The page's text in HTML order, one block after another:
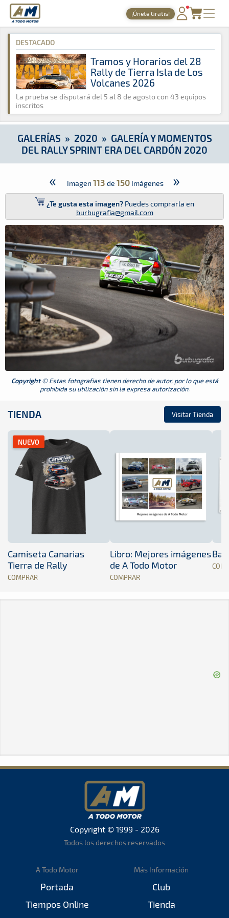
A Todo Motor · Revista del motor desde 1999
¡Únete Gratis!
PORTADA
TIEMPOS ONLINE
NOTICIAS
AGENDA
GALERÍAS
TIENDA
ARCHIVO
A Todo Motor » Galerías » 2020 » Galería y Momentos del
DESTACADO
Tramos y Horarios del 28
Rally de Tierra Isla de Los
Volcanes 2026
La prueba se disputará del 5 al 8 de agosto con 43 equipos
inscritos
GALERÍAS » 2020 » GALERÍA Y MOMENTOS
DEL RALLY SPRINT ERA DEL CARDÓN 2020
« Imagen 113 de 150 Imágenes »
¿Te gusta esta imagen? Puedes comprarla en
burbugrafia@gmail.com
Copyright© Estas fotografias tienen derecho de autor, por lo que está
prohibida su utilización sin la expresa autorización.
TIENDA Visitar Tienda
NUEVO
Camiseta Canarias
Tierra de Rally
COMPRAR
Libro: Mejores imágenes
de A Todo Motor
COMPRAR
Copyright © 1999 - 2026
Todos los derechos reservados
A Todo Motor
Portada
Tiempos Online
Más Información
Club
Tienda